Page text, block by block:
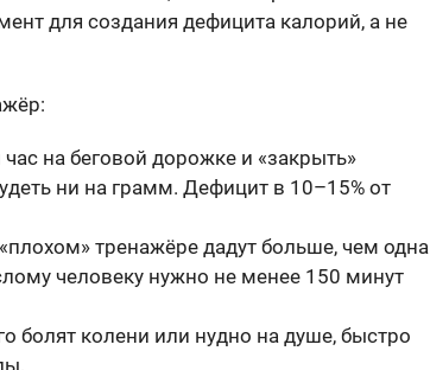
для создания дефицита калорий, а не
на беговой дорожке и «закрыть»
ни на грамм. Дефицит в 10–15% от
тренажёре дадут больше, чем одна
человеку нужно не менее 150 минут
болят колени или нудно на душе, быстро